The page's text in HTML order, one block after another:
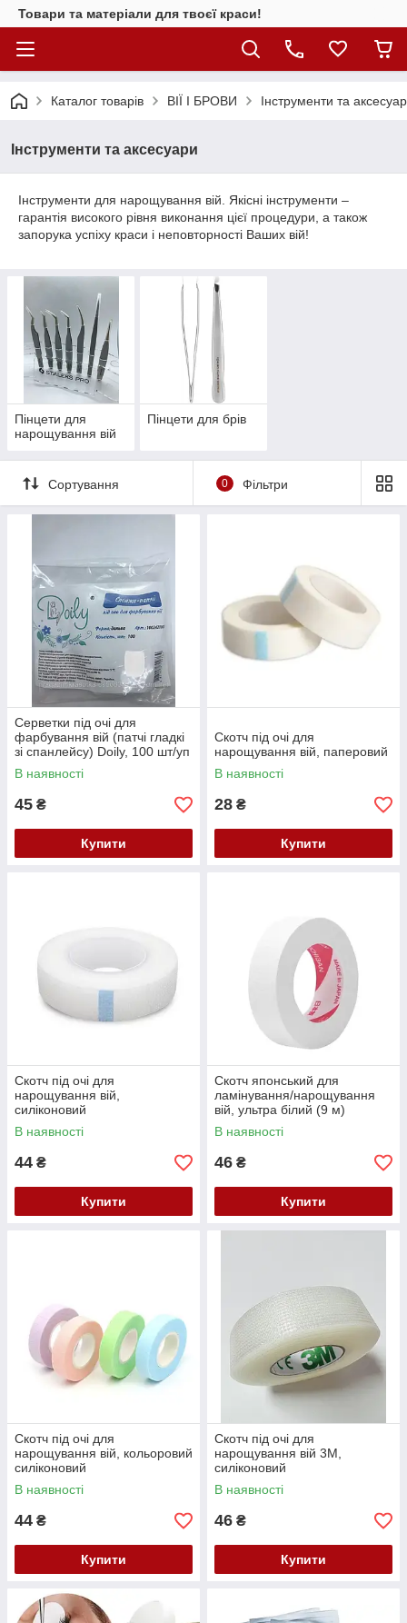
Товари та матеріали для твоєї краси!
Каталог товарiв ВІЇ І БРОВИ Інструменти та
Інструменти та аксесуари
Інструменти для нарощування вій. Якісні інструменти –
гарантія високого рівня виконання цієї процедури, а також
запорука успіху краси і неповторності Ваших вій!
Пінцети для
нарощування вій
Пінцети для брів
Сортування 0 Фільтри
Серветки під очі для
фарбування вій (патчі гладкі
зі спанлейсу) Doily, 100 шт/уп
В наявності
45 ₴
Купити
Скотч під очі для
нарощування вій, паперовий
В наявності
28 ₴
Купити
Скотч під очі для
нарощування вій,
силіконовий
В наявності
44 ₴
Купити
Скотч японський для
ламінування/нарощування
вій, ультра білий (9 м)
В наявності
46 ₴
Купити
Скотч під очі для
нарощування вій, кольоровий
силіконовий
В наявності
44 ₴
Купити
Скотч під очі для
нарощування вій 3М,
силіконовий
В наявності
46 ₴
Купити